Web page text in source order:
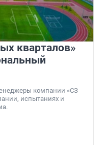
кварталов»
компании «СЗ
испытаниях и